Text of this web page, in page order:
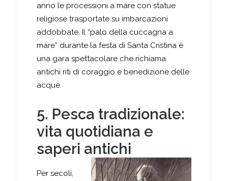
anno le processioni a mare con statue
religiose trasportate su imbarcazioni
addobbate. Il “palo della cuccagna a
mare” durante la festa di Santa Cristina è
una gara spettacolare che richiama
antichi riti di coraggio e benedizione delle
acque.
5. Pesca tradizionale:
vita quotidiana e
saperi antichi
Per secoli,